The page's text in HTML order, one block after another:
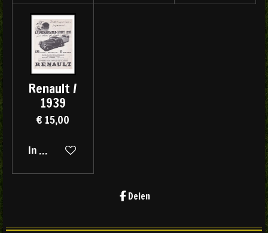
Renault /
1939
€ 15,00
In winkelwagen
Delen